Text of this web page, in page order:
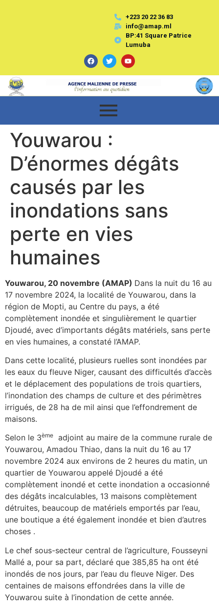
+223 20 22 36 83
info@amap.ml
BP:41 Square Patrice
Lumuba
Youwarou :
D’énormes dégâts
causés par les
inondations sans
perte en vies
humaines
Youwarou, 20 novembre (AMAP) Dans la nuit du 16 au
17 novembre 2024, la localité de Youwarou, dans la
région de Mopti, au Centre du pays, a été
complètement inondée et singulièrement le quartier
Djoudé, avec d’importants dégâts matériels, sans perte
en vies humaines, a constaté l’AMAP.
Dans cette localité, plusieurs ruelles sont inondées par
les eaux du fleuve Niger, causant des difficultés d’accès
et le déplacement des populations de trois quartiers,
l’inondation des champs de culture et des périmètres
irrigués, de 28 ha de mil ainsi que l’effondrement de
maisons.
Selon le 3ème
adjoint au maire de la commune rurale de
Youwarou, Amadou Thiao, dans la nuit du 16 au 17
novembre 2024 aux environs de 2 heures du matin, un
quartier de Youwarou appelé Djoudé a été
complètement inondé et cette inondation a occasionné
des dégâts incalculables, 13 maisons complètement
détruites, beaucoup de matériels emportés par l’eau,
une boutique a été également inondée et bien d’autres
choses .
Le chef sous-secteur central de l’agriculture, Fousseyni
Mallé a, pour sa part, déclaré que 385,85 ha ont été
inondés de nos jours, par l’eau du fleuve Niger. Des
centaines de maisons effondrées dans la ville de
Youwarou suite à l’inondation de cette année.